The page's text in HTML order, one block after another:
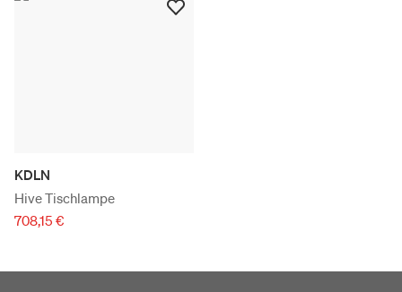
KDLN
Hive Tischlampe
708,15 €